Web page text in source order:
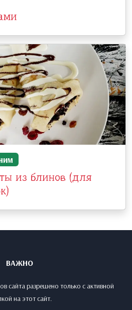
из блинов (для
ВАЖНО
сайта разрешено только с активной
на этот сайт.